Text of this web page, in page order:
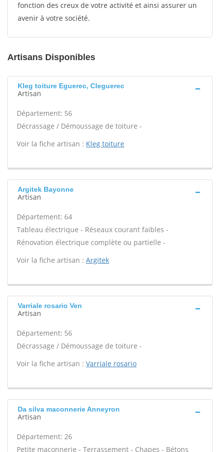
fonction des creux de votre activité et ainsi assurer un
avenir à votre société.
Artisans Disponibles
Kleg toiture Eguerec, Cleguerec
Artisan
Département: 56
Décrassage / Démoussage de toiture -
Voir la fiche artisan : Kleg toiture
Argitek Bayonne
Artisan
Département: 64
Tableau électrique - Réseaux courant faibles -
Rénovation électrique complète ou partielle -
Voir la fiche artisan : Argitek
Varriale rosario Ven
Artisan
Département: 56
Décrassage / Démoussage de toiture -
Voir la fiche artisan : Varriale rosario
Da silva maconnerie Anneyron
Artisan
Département: 26
Petite maçonnerie - Terrassement - Chapes - Bétons